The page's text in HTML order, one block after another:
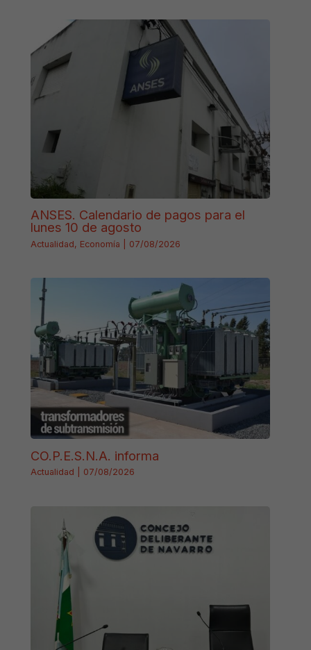
ANSES. Calendario de pagos para el
lunes 10 de agosto
Actualidad, Economía 07/08/2026
CO.P.E.S.N.A. informa
Actualidad 07/08/2026